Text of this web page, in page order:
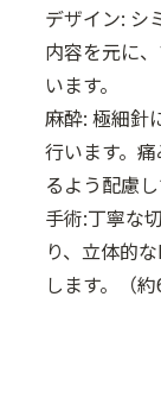
デザイン: シ
内容を元に
います。
麻酔: 極細針
行います。
るよう配慮
手術:丁寧な
り、立体的
します。（